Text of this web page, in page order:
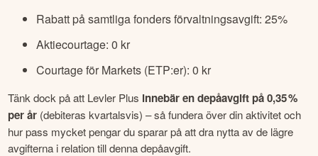
Rabatt på samtliga fonders förvaltningsavgift: 25%
Aktiecourtage: 0 kr
Courtage för Markets (ETP:er): 0 kr
Tänk dock på att Levler Plus innebär en depåavgift på 0,35 %
per år (debiteras kvartalsvis) – så fundera över din aktivitet och
hur pass mycket pengar du sparar på att dra nytta av de lägre
avgifterna i relation till denna depåavgift.